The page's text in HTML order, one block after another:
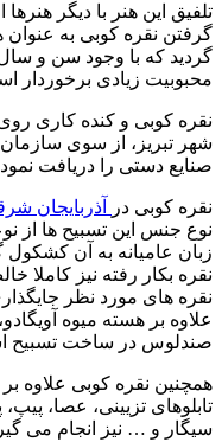
تلفیق این هنر با دیگر هنرها
گرفتن نقره کوبی به عنوان
گردید که با وجود سن و
محبوبیت زیادی برخوردار
نقره کوبی و کنده کاری
شهر تبریز، از سوی سازمان
صنایع دستی را دریافت
نقره کوبی در آذربایجان
نوع جنس این تسبیح ها از
زبان عامیانه به آن
نقره بکار رفته نیز کاملا
نقره های مورد نظر
علاوه بر هسته میوه
صندلوس در ساخت تسبیح
همچنین نقره کوبی علاوه
تابلوهای تزیینی، عصا،
سیگار و … نیز انجام می